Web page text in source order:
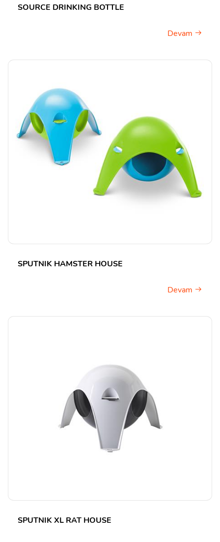
SOURCE DRINKING BOTTLE
Devam
SPUTNIK HAMSTER HOUSE
Devam
SPUTNIK XL RAT HOUSE